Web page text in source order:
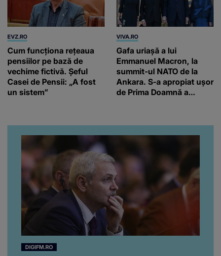
EVZ.RO
Cum funcționa rețeaua
pensiilor pe bază de
vechime fictivă. Șeful
Casei de Pensii: „A fost
un sistem”
VIVA.RO
Gafa uriașă a lui
Emmanuel Macron, la
summit-ul NATO de la
Ankara. S-a apropiat ușor
de Prima Doamnă a
înconjurul presei
DIGIFM.RO